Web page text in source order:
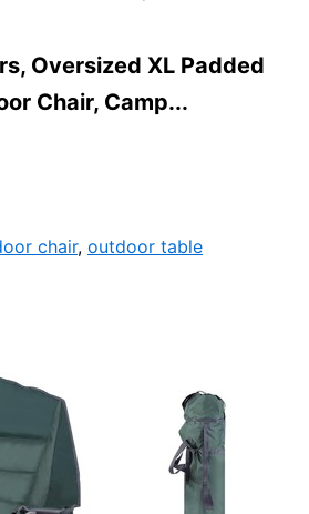
Oversized XL Padded
Chair, Camp...
chair, outdoor table